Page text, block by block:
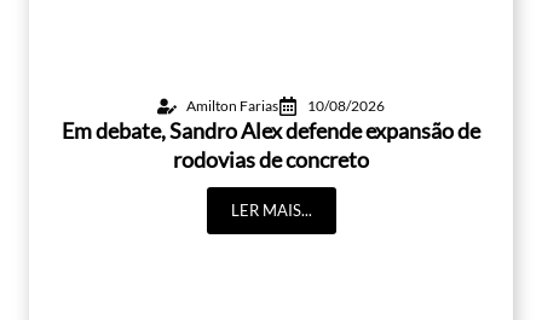
Amilton Farias 10/08/2026
Em debate, Sandro Alex defende expansão de
rodovias de concreto
LER MAIS...